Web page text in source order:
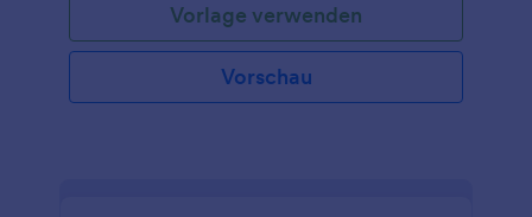
Vorlage verwenden
Vorschau